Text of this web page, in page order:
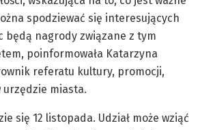
spodziewać się interesujących
będą nagrody związane z tym
poinformowała Katarzyna
referatu kultury, promocji,
miasta.
się 12 listopada. Udział może wziąć